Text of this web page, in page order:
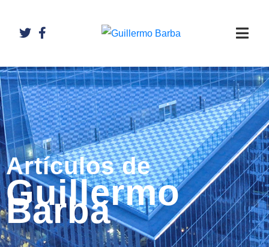
Artículos de
Guillermo
Barba